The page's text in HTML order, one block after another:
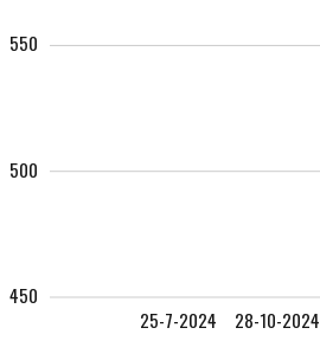
28-10-2024
25-7-2024
450
500
550